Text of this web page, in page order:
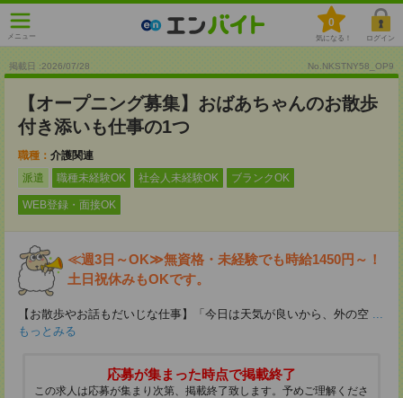
メニュー
0
気になる！ ログイン
掲載日 :2026/07/28 No.NKSTNY58_OP9
【オープニング募集】おばあちゃんのお散歩
付き添いも仕事の1つ
職種： 介護関連
派遣
職種未経験OK 社会人未経験OK ブランクOK
WEB登録・面接OK
≪週3日～OK≫無資格・未経験でも時給1450円～！
土日祝休みもOKです。
【お散歩やお話もだいじな仕事】「今日は天気が良いから、外の空 ...
もっとみる
応募が集まった時点で掲載終了
この求人は応募が集まり次第、掲載終了致します。予めご理解くださ